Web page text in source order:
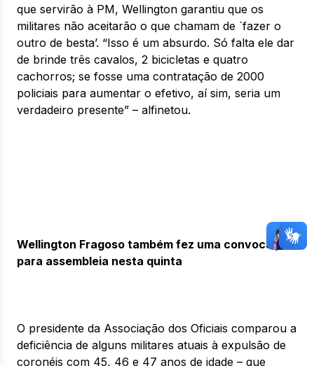
que servirão à PM, Wellington garantiu que os
militares não aceitarão o que chamam de `fazer o
outro de besta’. “Isso é um absurdo. Só falta ele dar
de brinde três cavalos, 2 bicicletas e quatro
cachorros; se fosse uma contratação de 2000
policiais para aumentar o efetivo, aí sim, seria um
verdadeiro presente” – alfinetou.
Wellington Fragoso também fez uma convocação
para assembleia nesta quinta
O presidente da Associação dos Oficiais comparou a
deficiência de alguns militares atuais à expulsão de
coronéis com 45, 46 e 47 anos de idade – que